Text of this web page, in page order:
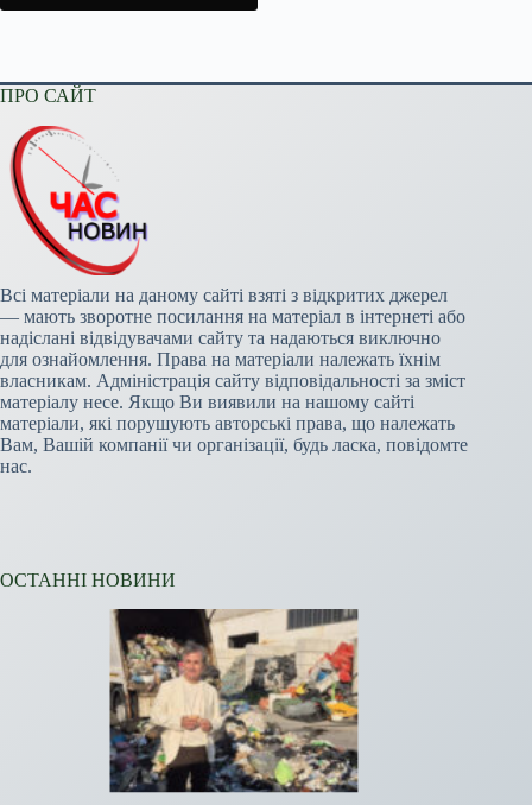
ПРО САЙТ
Всі матеріали на даному сайті взяті з відкритих джерел
— мають зворотне посилання на матеріал в інтернеті або
надіслані відвідувачами сайту та надаються виключно
для ознайомлення. Права на матеріали належать їхнім
власникам. Адміністрація сайту відповідальності за зміст
матеріалу несе. Якщо Ви виявили на нашому сайті
матеріали, які порушують авторські права, що належать
Вам, Вашій компанії чи організації, будь ласка, повідомте
нас.
ОСТАННІ НОВИНИ